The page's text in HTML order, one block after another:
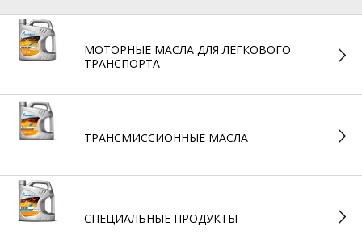
МОТОРНЫЕ МАСЛА ДЛЯ ЛЕГКОВОГО
ТРАНСПОРТА
ТРАНСМИССИОННЫЕ МАСЛА
СПЕЦИАЛЬНЫЕ ПРОДУКТЫ